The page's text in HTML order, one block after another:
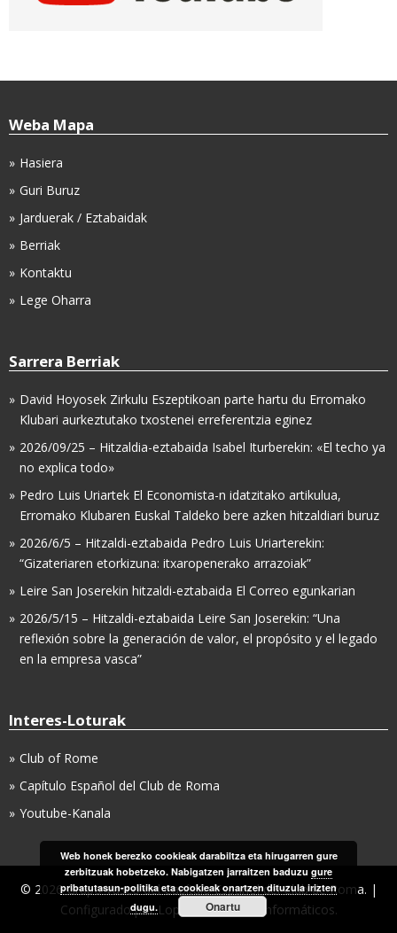
Weba Mapa
Hasiera
Guri Buruz
Jarduerak / Eztabaidak
Berriak
Kontaktu
Lege Oharra
Sarrera Berriak
David Hoyosek Zirkulu Eszeptikoan parte hartu du Erromako
Klubari aurkeztutako txostenei erreferentzia eginez
2026/09/25 – Hitzaldia-eztabaida Isabel Iturberekin: «El techo ya
no explica todo»
Pedro Luis Uriartek El Economista-n idatzitako artikulua,
Erromako Klubaren Euskal Taldeko bere azken hitzaldiari buruz
2026/6/5 – Hitzaldi-eztabaida Pedro Luis Uriarterekin:
“Gizateriaren etorkizuna: itxaropenerako arrazoiak”
Leire San Joserekin hitzaldi-eztabaida El Correo egunkarian
2026/5/15 – Hitzaldi-eztabaida Leire San Joserekin: “Una
reflexión sobre la generación de valor, el propósito y el legado
en la empresa vasca”
Interes-Loturak
Club of Rome
Capítulo Español del Club de Roma
Youtube-Kanala
© 2026 Grupo Vasco del Capítulo Español del Club de Roma. |
Configurado porLopCor, Servicios Informáticos.
Web honek berezko cookieak darabiltza eta hirugarren gure
zerbitzuak hobetzeko. Nabigatzen jarraitzen baduzu gure
pribatutasun-politika eta cookieak onartzen dituzula irizten
dugu.
Onartu